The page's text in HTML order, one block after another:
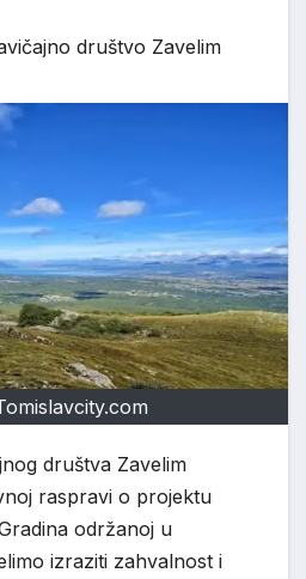
društvo Zavelim
društva Zavelim
raspravi o projektu
održanoj u
izraziti zahvalnost i